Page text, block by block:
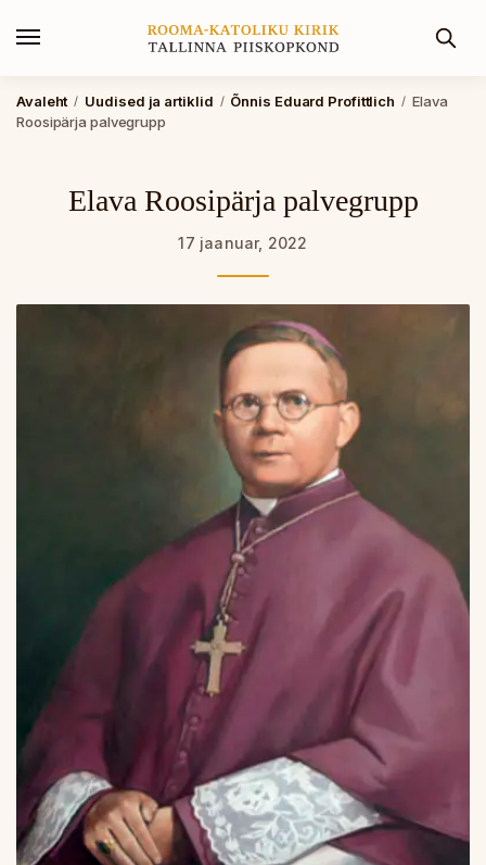
Avaleht / Uudised ja artiklid / Õnnis Eduard Profittlich / Elava
Roosipärja palvegrupp
Elava Roosipärja palvegrupp
17 jaanuar, 2022